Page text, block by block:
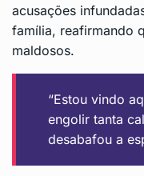
acusações
família, reafirmando
maldosos.
“Estou vindo
engolir tanta
desabafou a